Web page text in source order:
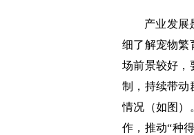
产业发展
细了解宠物繁
场前景较好，
制，持续带动
情况（如图）
作，推动“种